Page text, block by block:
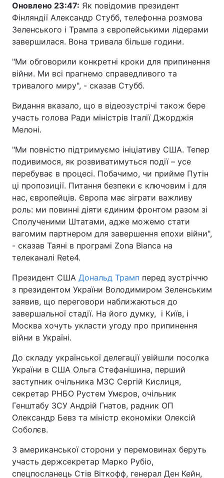
Оновлено 23:47: Як повідомив президент
Фінляндії Александр Стубб, телефонна розмова
Зеленського і Трампа з європейськими лідерами
завершилася. Вона тривала більше години.
"Ми обговорили конкретні кроки для припинення
війни. Ми всі прагнемо справедливого та
тривалого миру", - сказав Стубб.
Видання вказало, що в відеозустрічі також бере
участь голова Ради міністрів Італії Джорджія
Мелоні.
"Ми повністю підтримуємо ініціативу США. Тепер
подивимося, як розвиватимуться події – усе
перебуває в процесі. Побачимо, чи прийме Путін
ці пропозиції. Питання безпеки є ключовим і для
нас, європейців. Європа має зіграти важливу
роль: ми повинні діяти єдиним фронтом разом зі
Сполученими Штатами, адже можемо стати
вагомим партнером для завершення епохи війни",
- сказав Таяні в програмі Zona Bianca на
телеканалі Rete4.
Президент США Дональд Трамп перед зустріччю
з президентом України Володимиром Зеленським
заявив, що переговори наближаються до
завершальної стадії. На його думку, і Київ, і
Москва хочуть укласти угоду про припинення
війни в Україні.
До складу української делегації увійшли посолка
України в США Ольга Стефанішина, перший
заступник очільника МЗС Сергій Кислиця,
секретар РНБО Рустем Умєров, очільник
Генштабу ЗСУ Андрій Гнатов, радник ОП
Олександр Бевз та міністр економіки Олексій
Соболєв.
З американської сторони у перемовинах беруть
участь держсекретар Марко Рубіо,
спецпосланець Стів Віткофф, генерал Ден Кейн,